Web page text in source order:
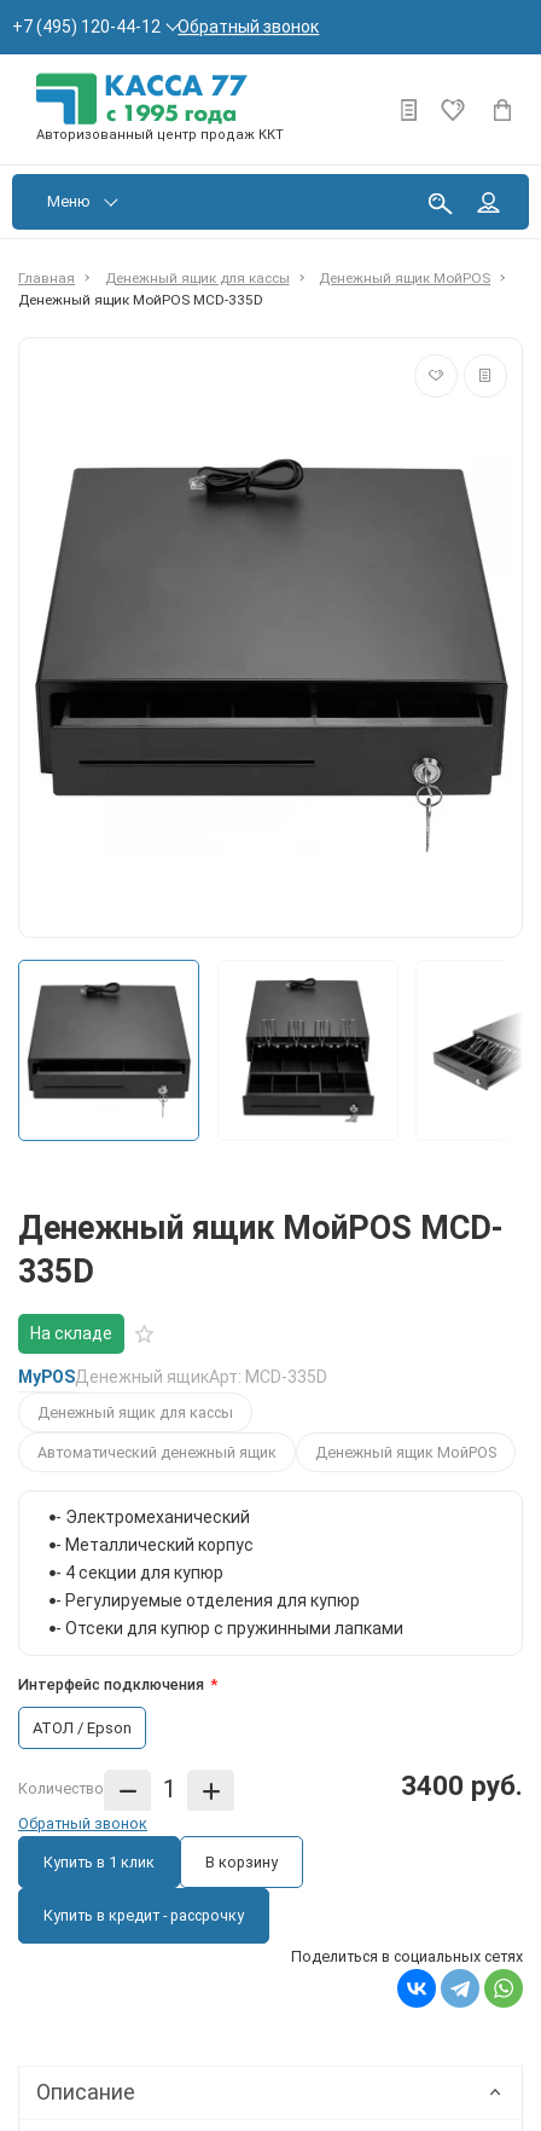
+7 (495) 120-44-12 Обратный звонок
Авторизованный центр продаж ККТ
Меню
Главная Денежный ящик для кассы
Денежный ящик МойPOS
Денежный ящик МойPOS MCD-335D
Денежный ящик МойPOS MCD-
335D
На складе
MyPOSДенежный ящикАрт: MCD-335D
Денежный ящик для кассы
Автоматический денежный ящик Денежный ящик МойPOS
- Электромеханический
- Металлический корпус
- 4 секции для купюр
- Регулируемые отделения для купюр
- Отсеки для купюр с пружинными лапками
Интерфейс подключения
АТОЛ / Epson
Количество 3400 руб.
Обратный звонок
Купить в 1 клик В корзину
Купить в кредит - рассрочку
Поделиться в социальных сетях
Описание